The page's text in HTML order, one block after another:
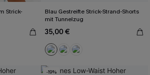
Strick-
Blau Gestreifte Strick-Strand-Shorts
mit Tunnelzug
35,00 €
-19%